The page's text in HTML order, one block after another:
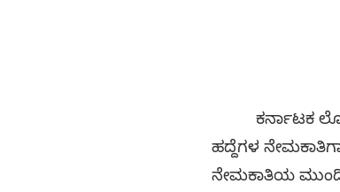
ಕರ್ನಾಟಕ ಲೋಕ
ಹದ್ದೆಗಳ
ನೇಮಕಾತಿಯ